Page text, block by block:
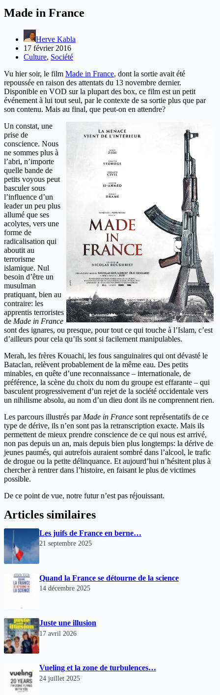
Made in France
Herve Kabla
17 février 2016
Culture, Société
Vu hier soir, le film Made in France, dont la sortie avait été
repoussée en raison des attentats du 13 novembre dernier.
Disponible en VOD sur la plupart des box, ce film est un petit
événement à lui tout seul, par le contexte de sa sortie plus que par
son contenu. Mais au final, que peut-on en attendre?
Un constat, une
prise de
conscience. Nous
ne sommes plus à
l’abri, n’importe
quelle bande de
petits voyous peut
basculer sous
l’influence d’un
leader un peu plus
allumé que ses
acolytes, vers une
forme de
radicalisation qui
aboutit au
terrorisme
islamique. Nul
besoin d’être un
musulman
pratiquant, bien au
contraire: les
apprentis terroristes
de Made in France
sont des ignares, ou presque, pour tout ce qui touche à l’Islam, c’est
d’ailleurs pour cela qu’ils sont si facilement manipulables.
Merah, les frères Kouachi, les fous sanguinaires qui ont dévasté le
Bataclan, relèvent probablement de la même eau. Des petits
minables, en quête d’une reconnaissance – internationale, de
préférence, la scène du choix du nom du groupe est effarante – qui
basculent progressivement d’un rejet de la société occidentale vers
un nihilisme absolu, au nom d’un dieu dont ils ne comprennent rien.
Les parcours illustrés par Made in France sont représentatifs de ce
type de dérive, ils n’en sont pas la retranscription exacte. Mais ils
permettent de mieux prendre conscience de ce qui nous est arrivé,
non pas depuis un an, mais depuis bien plus longtemps: la dérive de
jeunes paumés, qui autrefois auraient sombré dans l’alcool, le trafic
de drogue ou la petite délinquance. Et aujourd’hui n’hésitent plus à
chercher à rentrer dans l’histoire, en faisant le plus de victimes
possible.
De ce point de vue, notre futur n’est pas réjouissant.
Articles similaires
Les juifs de France en berne…
21 septembre 2025
Quand la France se détourne de la science
14 décembre 2025
Juste une illusion
17 avril 2026
Vueling et la zone de turbulences…
24 juillet 2025